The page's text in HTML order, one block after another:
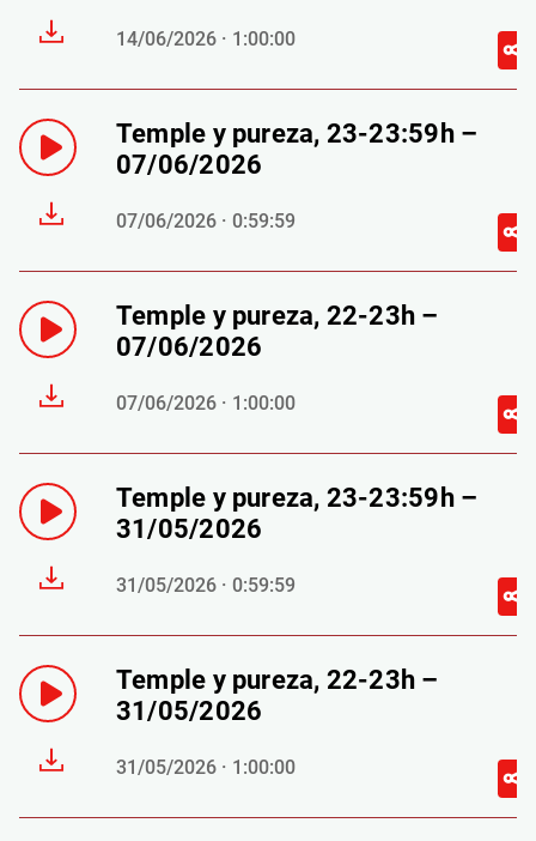
14/06/2026 · 1:00:00
Temple y pureza, 23-23:59h –
07/06/2026
07/06/2026 · 0:59:59
Temple y pureza, 22-23h –
07/06/2026
07/06/2026 · 1:00:00
Temple y pureza, 23-23:59h –
31/05/2026
31/05/2026 · 0:59:59
Temple y pureza, 22-23h –
31/05/2026
31/05/2026 · 1:00:00